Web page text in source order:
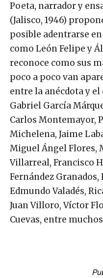
Poeta, narrador y
(Jalisco, 1946)
posible adentrarse
como León Felipe y
reconoce como sus
poco a poco van
entre la anécdota y
Gabriel García
Carlos Montemayor,
Michelena, Jaime
Miguel Ángel Flores,
Villarreal, Francisco
Fernández
Edmundo Valadés,
Juan Villoro, Víctor
Cuevas, entre